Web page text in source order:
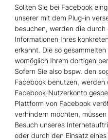
Sollten Sie bei Facebook
unserer mit dem Plug-in
besuchen, werden die durch
Informationen Ihres
erkannt. Die so
womöglich Ihrem dortigen
Sofern Sie also bspw. den
Facebook benutzen,
Facebook-Nutzerkonto
Plattform von Facebook
verhindern möchten,
Besuch unseres
oder durch den Einsatz